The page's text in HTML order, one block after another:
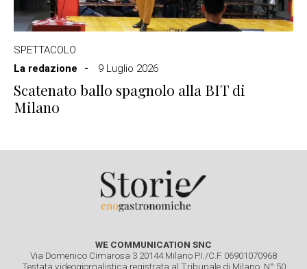
SPETTACOLO
La redazione
9 Luglio 2026
Scatenato ballo spagnolo alla BIT di
Milano
WE COMMUNICATION SNC
Via Domenico Cimarosa 3 20144 Milano P.I./C.F. 06901070968
Testata videogiornalistica registrata al Tribunale di Milano. N° 50